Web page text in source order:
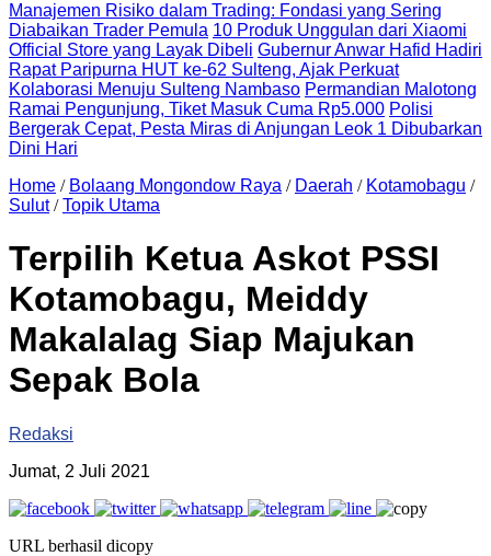
Manajemen Risiko dalam Trading: Fondasi yang Sering
Diabaikan Trader Pemula 10 Produk Unggulan dari Xiaomi
Official Store yang Layak Dibeli Gubernur Anwar Hafid Hadiri
Rapat Paripurna HUT ke-62 Sulteng, Ajak Perkuat
Kolaborasi Menuju Sulteng Nambaso Permandian Malotong
Ramai Pengunjung, Tiket Masuk Cuma Rp5.000 Polisi
Bergerak Cepat, Pesta Miras di Anjungan Leok 1 Dibubarkan
Dini Hari
Home / Bolaang Mongondow Raya / Daerah / Kotamobagu /
Sulut/Topik Utama
Terpilih Ketua Askot PSSI
Kotamobagu, Meiddy
Makalalag Siap Majukan
Sepak Bola
Redaksi
Jumat, 2 Juli 2021
URL berhasil dicopy